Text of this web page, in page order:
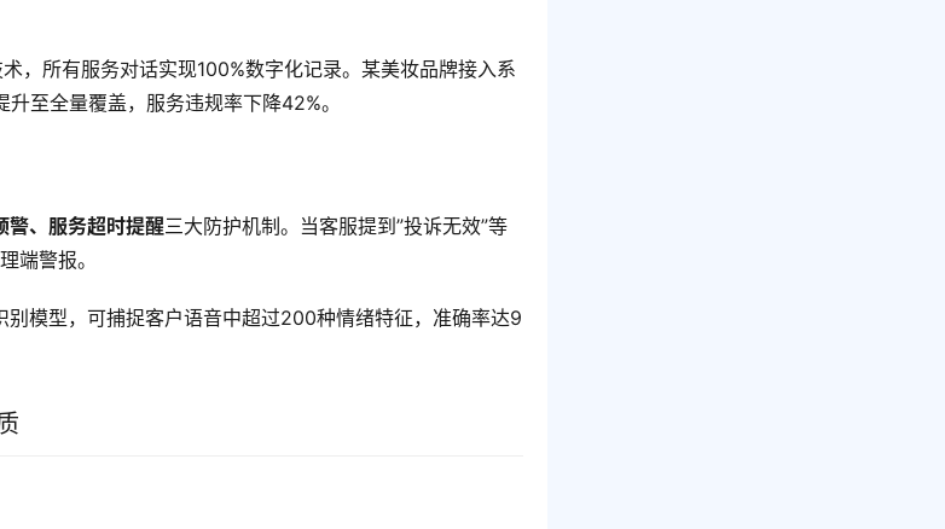
，所有服务对话实现100%数字化记录。某美妆品牌接入系
至全量覆盖，服务违规率下降42%。
警、服务超时提醒三大防护机制。当客服提到”投诉无效”等
端警报。
别模型，可捕捉客户语音中超过200种情绪特征，准确率达9